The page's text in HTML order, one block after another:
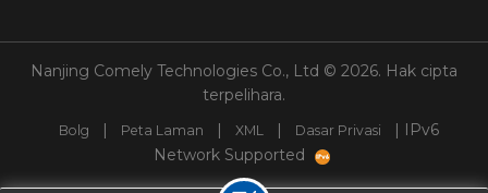
Nanjing Comely Technologies Co., Ltd © 2026. Hak cipta
terpelihara.
Bolg Peta Laman XML Dasar Privasi
| IPv6
Network Supported